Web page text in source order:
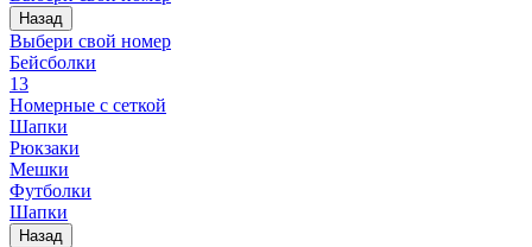
Назад
Выбери свой номер
Бейсболки
13
Номерные с сеткой
Шапки
Рюкзаки
Мешки
Футболки
Шапки
Назад